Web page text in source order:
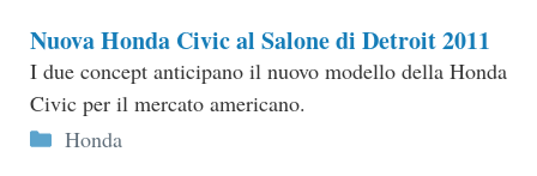
Nuova Honda Civic al Salone di Detroit 2011
I due concept anticipano il nuovo modello della Honda
Civic per il mercato americano.
Categorie
Honda